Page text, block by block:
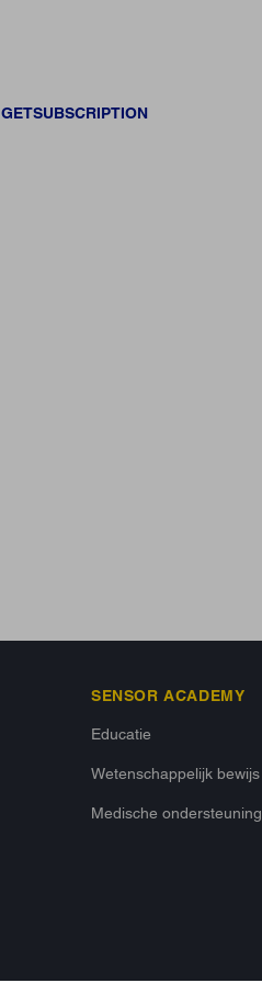
GETSUBSCRIPTION
SENSOR ACADEMY
Educatie
Wetenschappelijk bewijs
Medische ondersteuning